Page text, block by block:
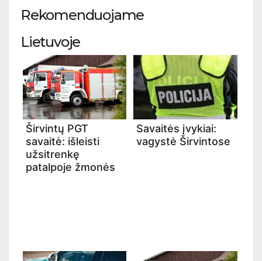
Rekomenduojame
Lietuvoje
Širvintų PGT
savaitė: išleisti
užsitrenkę
patalpoje žmonės
Savaitės įvykiai:
vagystė Širvintose